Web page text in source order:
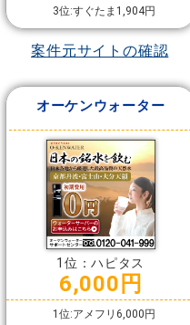
3位:すぐたま1,904円
案件元サイトの確認
オーケンウォーター
1位：ハピタス
6,000円
1位:アメフリ6,000円